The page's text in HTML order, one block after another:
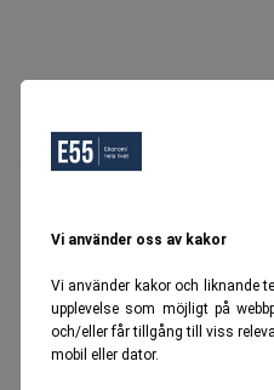
Vi använder oss av kakor
Vi använder kakor och liknande
upplevelse som möjligt på
och/eller får tillgång till viss
mobil eller dator.
Oops, Ett fel